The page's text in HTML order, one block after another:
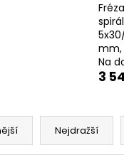
mm,
Na
3
Nejdražší
587
BIT PH 2,
175 Kč